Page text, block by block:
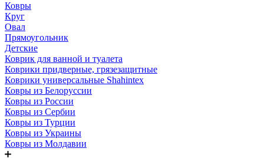
Ковры
Круг
Овал
Прямоугольник
Детские
Коврик для ванной и туалета
Коврики придверные, грязезащитные
Коврики универсальные Shahintex
Ковры из Белоруссии
Ковры из России
Ковры из Сербии
Ковры из Турции
Ковры из Украины
Ковры из Молдавии